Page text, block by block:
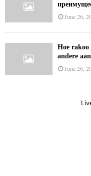
June 26,
Hoe rakoo
andere
June 26,